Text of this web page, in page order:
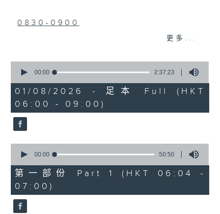
0830-0900
生
更多...
seconds
2
hours,
37
minutes,
23
seconds
00:00 2:37:23
01/08/2026 - 足本 Full (HKT
06:00 - 09:00)
seconds
50
minutes,
50
seconds
00:00 50:50
第一部份 Part 1 (HKT 06:04 -
07:00)